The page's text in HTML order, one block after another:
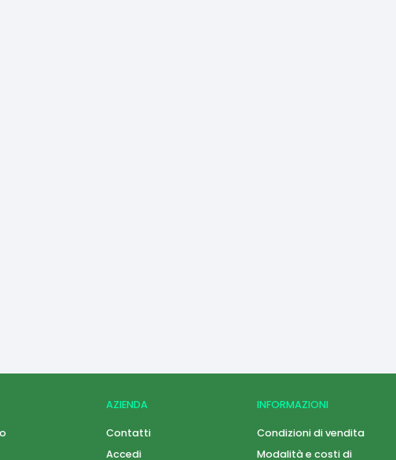
AZIENDA
Contatti
Accedi
INFORMAZIONI
Condizioni di vendita
Modalità e costi di